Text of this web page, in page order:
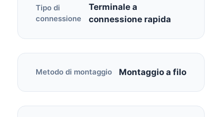
Tipo di
connessione
Terminale a
connessione rapida
Metodo di montaggio Montaggio a filo